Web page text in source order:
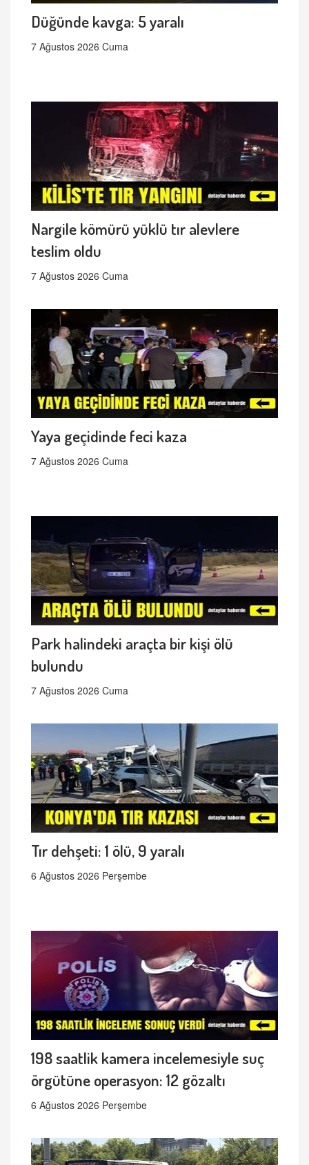
Düğünde kavga: 5 yaralı
7 Ağustos 2026 Cuma
Nargile kömürü yüklü tır alevlere
teslim oldu
7 Ağustos 2026 Cuma
Yaya geçidinde feci kaza
7 Ağustos 2026 Cuma
Park halindeki araçta bir kişi ölü
bulundu
7 Ağustos 2026 Cuma
Tır dehşeti: 1 ölü, 9 yaralı
6 Ağustos 2026 Perşembe
198 saatlik kamera incelemesiyle suç
örgütüne operasyon: 12 gözaltı
6 Ağustos 2026 Perşembe